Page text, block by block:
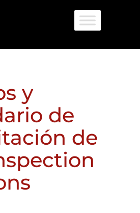
y
de
de